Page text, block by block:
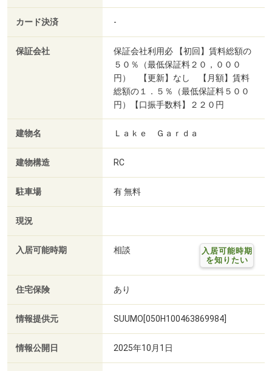
カード決済 -
保証会社
保証会社利用必 【初回】賃料総額の
５０％（最低保証料２０，０００
円） 【更新】なし 【月額】賃料
総額の１．５％（最低保証料５００
円）【口振手数料】２２０円
建物名 Ｌａｋｅ Ｇａｒｄａ
建物構造 RC
駐車場 有 無料
現況
入居可能時期 相談
入居可能時期
を知りたい
住宅保険 あり
情報提供元 SUUMO[050H100463869984]
情報公開日 2025年10月1日